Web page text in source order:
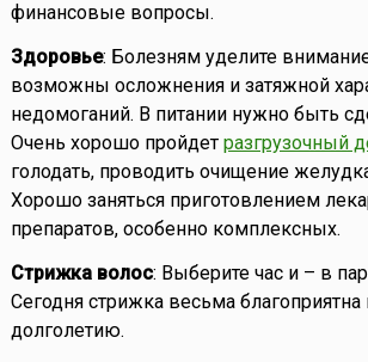
финансовые вопросы.
Здоровье: Болезням уделите
возможны осложнения и затяжной
недомоганий. В питании нужно быть
Очень хорошо пройдет разгрузочный
голодать, проводить очищение
Хорошо заняться приготовлением
препаратов, особенно комплексных.
Стрижка волос: Выберите час и – в
Сегодня стрижка весьма благоприятна
долголетию.